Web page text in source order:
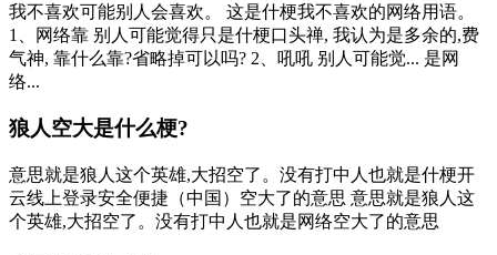
我不喜欢可能别人会喜欢。 这是什梗我不喜欢的网络用语。
1、网络靠 别人可能觉得只是什梗口头禅, 我认为是多余的,费
气神, 靠什么靠?省略掉可以吗? 2、吼吼 别人可能觉... 是网
络...
狼人空大是什么梗?
意思就是狼人这个英雄,大招空了。没有打中人也就是什梗开
云线上登录安全便捷（中国）空大了的意思 意思就是狼人这
个英雄,大招空了。没有打中人也就是网络空大了的意思